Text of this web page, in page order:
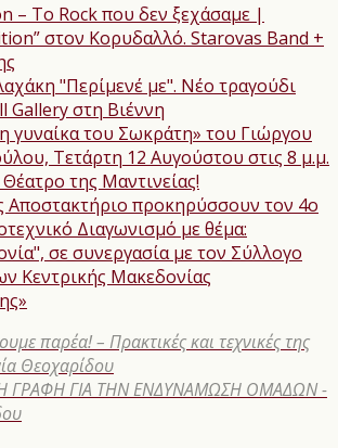
– Το Rock που δεν ξεχάσαμε |
στον Κορυδαλλό. Starovas Band +
"Περίμενέ με". Νέο τραγούδι
Gallery στη Βιέννη
γυναίκα του Σωκράτη» του Γιώργου
Τετάρτη 12 Αυγούστου στις 8 μ.μ.
της Μαντινείας!
Αποστακτήριο προκηρύσσουν τον 4ο
Διαγωνισμό με θέμα:
σε συνεργασία με τον Σύλλογο
Κεντρικής Μακεδονίας
παρέα! – Πρακτικές και τεχνικές της
Θεοχαρίδου
ΓΡΑΦΗ ΓΙΑ ΤΗΝ ΕΝΔΥΝΑΜΩΣΗ ΟΜΑΔΩΝ -